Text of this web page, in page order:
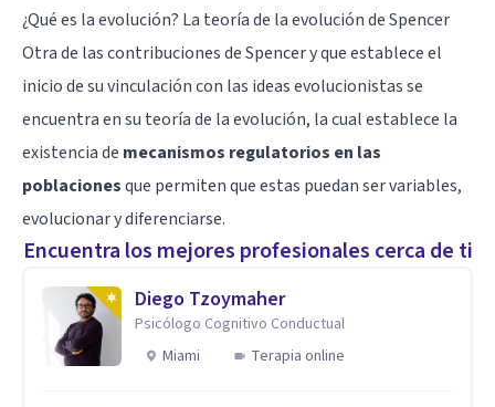
¿Qué es la evolución? La teoría de la evolución de Spencer
Otra de las contribuciones de Spencer y que establece el
inicio de su vinculación con las ideas evolucionistas se
encuentra en su teoría de la evolución, la cual establece la
existencia de mecanismos regulatorios en las
poblacionesque permiten que estas puedan ser variables,
evolucionar y diferenciarse.
Encuentra los mejores profesionales cerca de ti
Diego Tzoymaher
Psicólogo Cognitivo Conductual
Miami
Terapia online